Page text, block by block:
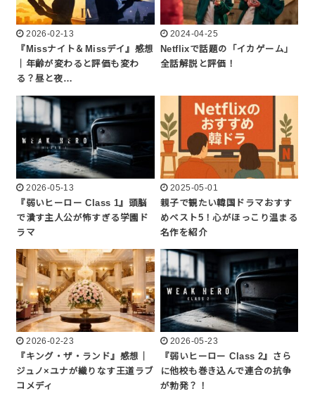
2026-02-13
『Missナイト＆Missデイ』感想
｜年齢が変わると評価も変わ
る？昼と夜…
2024-04-25
Netflixで話題の「イカゲーム」
全話解説と評価！
2026-05-13
『弱いヒーロー Class 1』頭脳
で潰す主人公が怖すぎる学園ド
ラマ
2025-05-01
親子で観たい韓国ドラマおすす
めベスト5！心がほっこり温まる
名作を紹介
2026-02-23
『キング・ザ・ランド』感想｜
ジュノ×ユナが織りなす王道ラブ
コメディ
2026-05-23
『弱いヒーロー Class 2』さら
に他校も巻き込んで連合の抗争
が勃発？！